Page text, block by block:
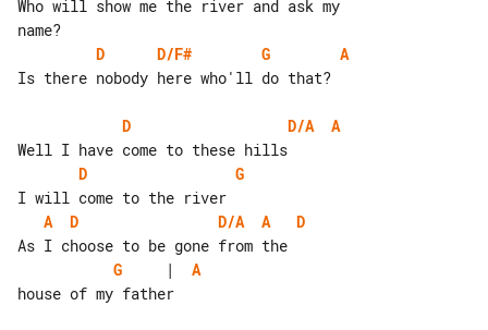
Who will show me the river and ask my
D
D/F# G
A
Is there nobody here who'll do that?
D D/A
A
D
G
A
D D/A A
D
G
     |
A
house of my father